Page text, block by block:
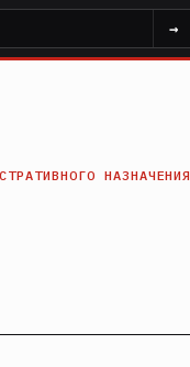
→
НАЗНАЧЕНИЯ